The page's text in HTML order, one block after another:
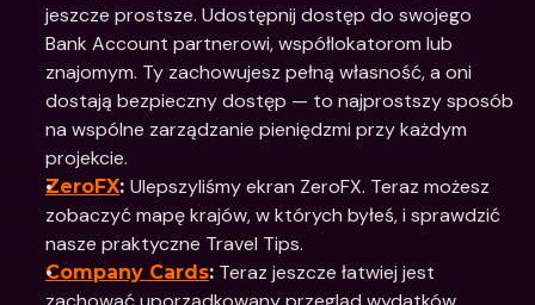
jeszcze prostsze. Udostępnij dostęp do swojego
Bank Account partnerowi, współlokatorom lub
znajomym. Ty zachowujesz pełną własność, a oni
dostają bezpieczny dostęp — to najprostszy sposób
na wspólne zarządzanie pieniędzmi przy każdym
projekcie.
ZeroFX: Ulepszyliśmy ekran ZeroFX. Teraz możesz
zobaczyć mapę krajów, w których byłeś, i sprawdzić
nasze praktyczne Travel Tips.
Company Cards: Teraz jeszcze łatwiej jest